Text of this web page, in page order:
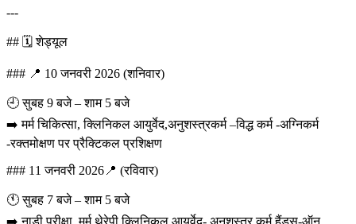
---
## 🗓️ शेड्यूल
### 📍 10 जनवरी 2026 (शनिवार)
🕘 सुबह 9 बजे – शाम 5 बजे
➡️ मर्म चिकित्सा, क्लिनिकल आयुर्वेद,अनुशस्त्रकर्म –विद्ध कर्म -अग्निकर्म
-रक्तमोक्षण पर प्रैक्टिकल प्रशिक्षण
### 11 जनवरी 2026📍 (रविवार)
🕚 सुबह 7 बजे – शाम 5 बजे
➡️ नाड़ी परीक्षा, मर्म थेरेपी क्लिनिकल आयुर्वेद- अनुशस्त्र कर्म हैंड्स-ऑन